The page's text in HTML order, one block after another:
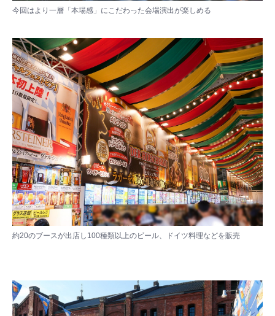
今回はより一層「本場感」にこだわった会場演出が楽しめる
約20のブースが出店し100種類以上のビール、ドイツ料理などを販売